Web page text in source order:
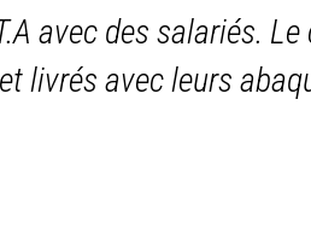
avec des salariés.
livrés avec leurs